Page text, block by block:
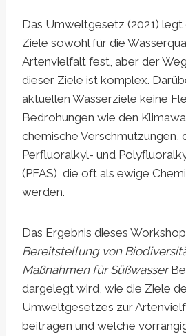
Das Umweltgesetz (2021)
Ziele sowohl für die
Artenvielfalt fest, aber der
dieser Ziele ist komplex.
aktuellen Wasserziele keine
Bedrohungen wie den
chemische Verschmutzungen,
Perfluoralkyl- und
(PFAS), die oft als ewige
werden.
Das Ergebnis dieses
Bereitstellung von
Maßnahmen für Süßwasser
dargelegt wird, wie die Ziele
Umweltgesetzes zur
beitragen und welche